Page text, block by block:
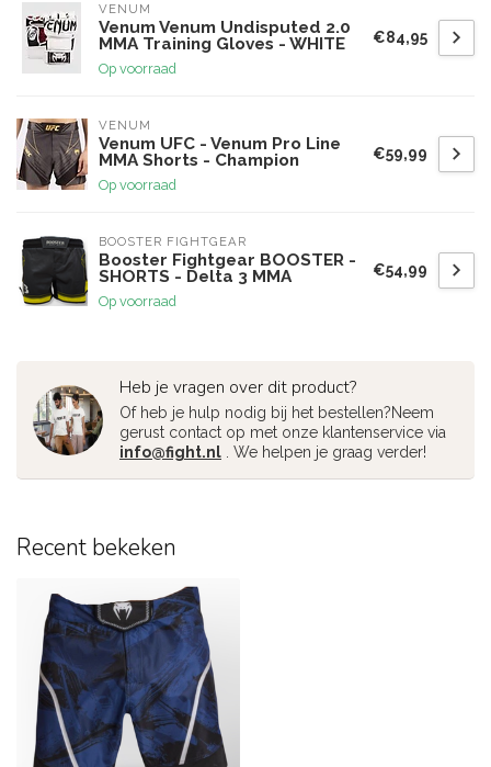
VENUM
Venum Venum Undisputed 2.0
MMA Training Gloves - WHITE
Op voorraad
€84,95
VENUM
Venum UFC - Venum Pro Line
MMA Shorts - Champion
Op voorraad
€59,99
BOOSTER FIGHTGEAR
Booster Fightgear BOOSTER -
SHORTS - Delta 3 MMA
Op voorraad
€54,99
Heb je vragen over dit product?
Of heb je hulp nodig bij het bestellen?Neem
gerust contact op met onze klantenservice via
info@fight.nl . We helpen je graag verder!
Recent bekeken